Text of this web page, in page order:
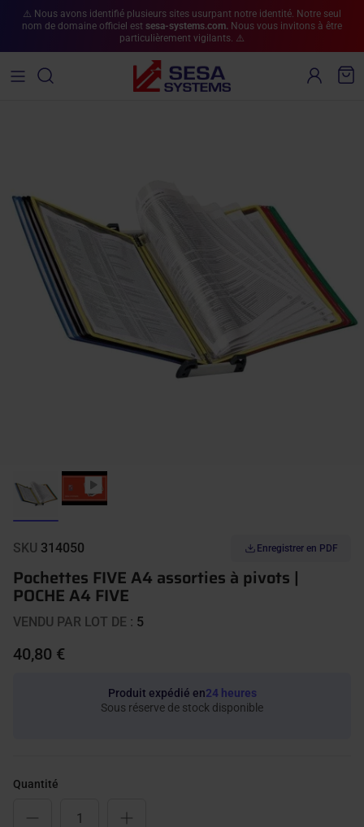
Aller au contenu
⚠️ Nous avons identifié plusieurs sites usurpant notre identité. Notre seul
nom de domaine officiel est sesa-systems.com. Nous vous invitons à être
particulièrement vigilants. ⚠️
Compte
SKU 314050 Enregistrer en PDF
Pochettes FIVE A4 assorties à pivots |
POCHE A4 FIVE
VENDU PAR LOT DE : 5
40,80 €
Produit expédié en24 heures
Sous réserve de stock disponible
Quantité